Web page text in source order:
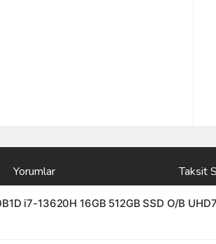
Yorumlar Taksit
i7-13620H 16GB 512GB SSD O/B